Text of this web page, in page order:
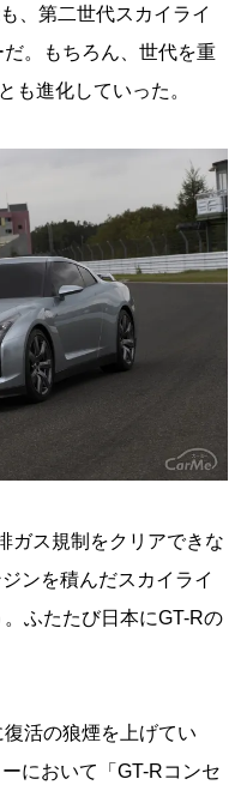
、第二世代スカイライ
。もちろん、世代を重
も進化していった。
ガス規制をクリアできな
ンを積んだスカイライ
ふたたび日本にGT-Rの
活の狼煙を上げてい
において「GT-Rコンセ